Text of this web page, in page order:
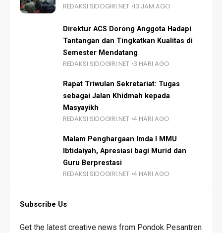
REDAKSI SIDOGIRI.NET 13 JAM AGO
Direktur ACS Dorong Anggota Hadapi
Tantangan dan Tingkatkan Kualitas di
Semester Mendatang
REDAKSI SIDOGIRI.NET 3 HARI AGO
Rapat Triwulan Sekretariat: Tugas
sebagai Jalan Khidmah kepada
Masyayikh
REDAKSI SIDOGIRI.NET 4 HARI AGO
Malam Penghargaan Imda I MMU
Ibtidaiyah, Apresiasi bagi Murid dan
Guru Berprestasi
REDAKSI SIDOGIRI.NET 4 HARI AGO
Subscribe Us
Get the latest creative news from Pondok Pesantren